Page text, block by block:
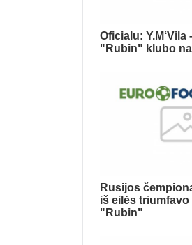
Oficialu: Y.M‘Vila
"Rubin" klubo
Rusijos
iš eilės triumfavo
"Rubin"